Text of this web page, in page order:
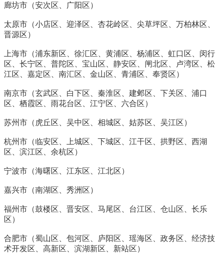
廊坊市（安次区、广阳区）
太原市（小店区、迎泽区、杏花岭区、尖草坪区、万柏林区、
晋源区）
上海市（浦东新区、徐汇区、黄浦区、杨浦区、虹口区、闵行
区、长宁区、普陀区、宝山区、静安区、闸北区、卢湾区、松
江区、嘉定区、南汇区、金山区、青浦区、奉贤区）
南京市（玄武区、白下区、秦淮区、建邺区、下关区、浦口
区、栖霞区、雨花台区、江宁区、六合区）
苏州市（虎丘区、吴中区、相城区、姑苏区、吴江区）
杭州市（临安区、上城区、下城区、江干区、拱野区、西湖
区、滨江区、余杭区）
宁波市（海曙区、江东区、江北区）
嘉兴市（南湖区、秀洲区）
福州市（鼓楼区、晋安区、马尾区、台江区、仓山区、长乐
区）
合肥市（蜀山区、包河区、庐阳区、瑶海区、政务区、经济技
术开发区、高新区、滨湖新区、新站区）